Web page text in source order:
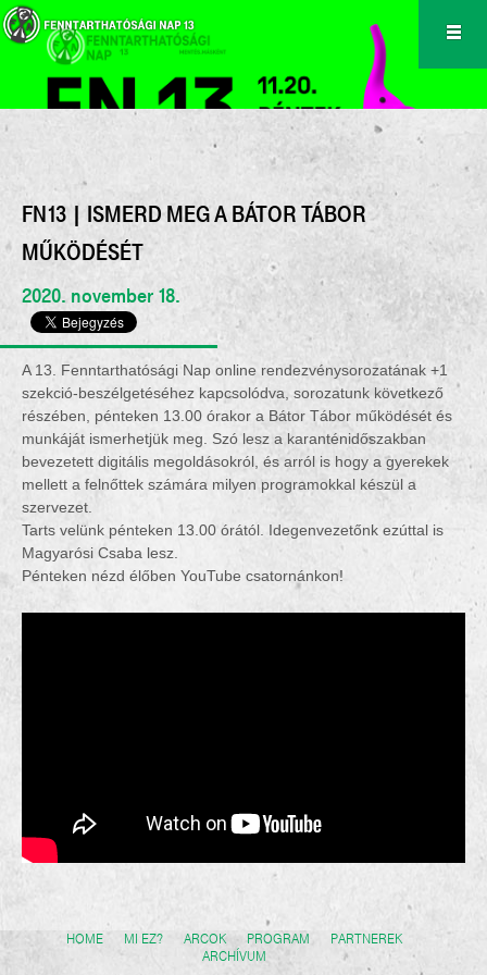
FN13 | ISMERD MEG A BÁTOR TÁBOR
MŰKÖDÉSÉT
2020. november 18.
A 13. Fenntarthatósági Nap online rendezvénysorozatának +1
szekció-beszélgetéséhez kapcsolódva, sorozatunk következő
részében, pénteken 13.00 órakor a Bátor Tábor működését és
munkáját ismerhetjük meg. Szó lesz a karanténidőszakban
bevezetett digitális megoldásokról, és arról is hogy a gyerekek
mellett a felnőttek számára milyen programokkal készül a
szervezet.
Tarts velünk pénteken 13.00 órától. Idegenvezetőnk ezúttal is
Magyarósi Csaba lesz.
Pénteken nézd élőben YouTube csatornánkon!
HOME MI EZ? ARCOK PROGRAM
PARTNEREK
ARCHÍVUM